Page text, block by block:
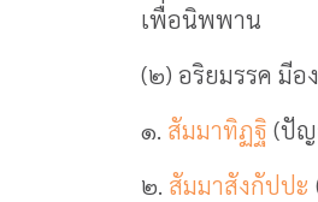
เพื่อนิพพาน
(๒) อริยมรรค มีอ
๑. สัมมาทิฏฐิ (ปั
๒. สัมมาสังกัปปะ